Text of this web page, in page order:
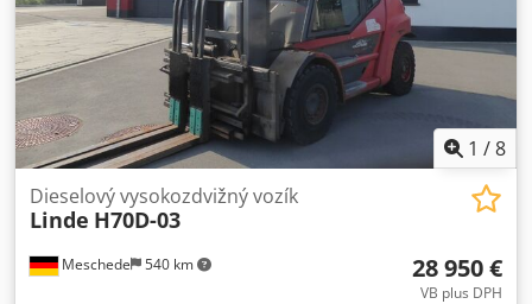
1 /8
Meschede 540 km
Dieselový vysokozdvižný vozík
Linde H70D-03
28 950 €
VB plus DPH